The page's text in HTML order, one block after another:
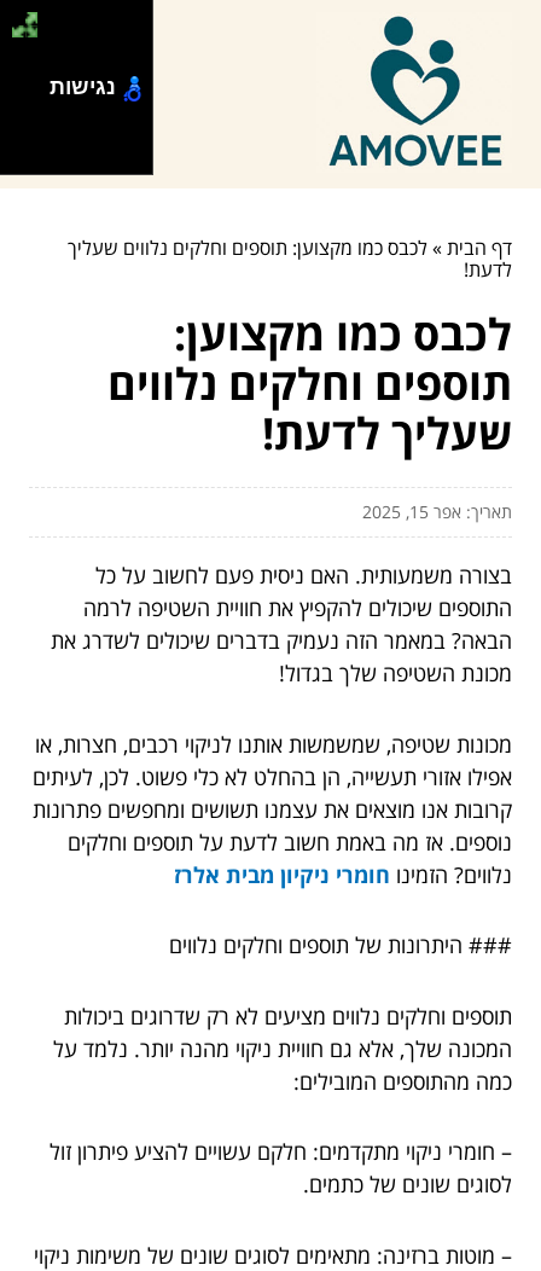
דף הבית»לכבס כמו מקצוען: תוספים וחלקים נלווים שעליך
לדעת!
לכבס כמו מקצוען:
תוספים וחלקים נלווים
שעליך לדעת!
תאריך: אפר 15, 2025
בצורה משמעותית. האם ניסית פעם לחשוב על כל
התוספים שיכולים להקפיץ את חוויית השטיפה לרמה
הבאה? במאמר הזה נעמיק בדברים שיכולים לשדרג את
מכונת השטיפה שלך בגדול!
מכונות שטיפה, שמשמשות אותנו לניקוי רכבים, חצרות, או
אפילו אזורי תעשייה, הן בהחלט לא כלי פשוט. לכן, לעיתים
קרובות אנו מוצאים את עצמנו תשושים ומחפשים פתרונות
נוספים. אז מה באמת חשוב לדעת על תוספים וחלקים
נלווים? הזמינו חומרי ניקיון מבית אלרז
### היתרונות של תוספים וחלקים נלווים
תוספים וחלקים נלווים מציעים לא רק שדרוגים ביכולות
המכונה שלך, אלא גם חוויית ניקוי מהנה יותר. נלמד על
כמה מהתוספים המובילים:
– חומרי ניקוי מתקדמים: חלקם עשויים להציע פיתרון זול
לסוגים שונים של כתמים.
– מוטות ברזינה: מתאימים לסוגים שונים של משימות ניקוי
נגישות